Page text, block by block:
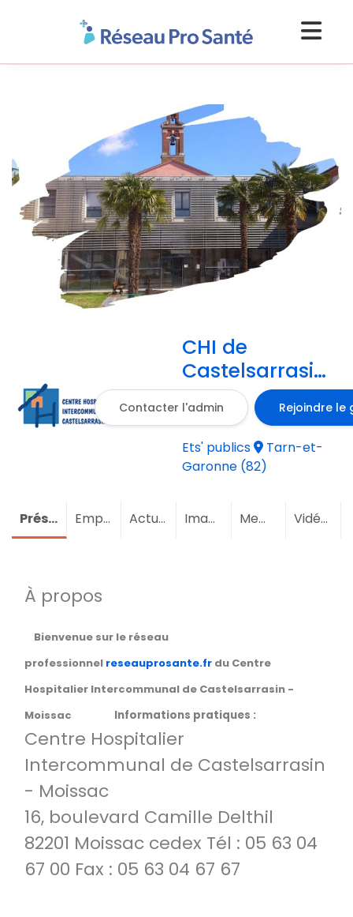
CHI de
Castelsarrasin
- Moissac
Contacter l'admin Rejoindre le
Ets' publics
Tarn-et-
Garonne (82)
Présentation Emploi (1) Actualités Images Membres (6)Vidéos
À propos
Bienvenue sur le réseau
professionnel reseauprosante.fr du Centre
Hospitalier Intercommunal de Castelsarrasin -
Moissac
Informations pratiques :
Centre Hospitalier
Intercommunal de Castelsarrasin
- Moissac
16, boulevard Camille Delthil
82201 Moissac cedex Tél : 05 63 04
67 00 Fax : 05 63 04 67 67